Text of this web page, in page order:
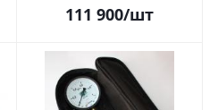
111 900/шт